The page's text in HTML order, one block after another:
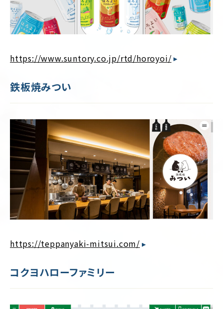
https://www.suntory.co.jp/rtd/horoyoi/
鉄板焼みつい
https://teppanyaki-mitsui.com/
コクヨハローファミリー